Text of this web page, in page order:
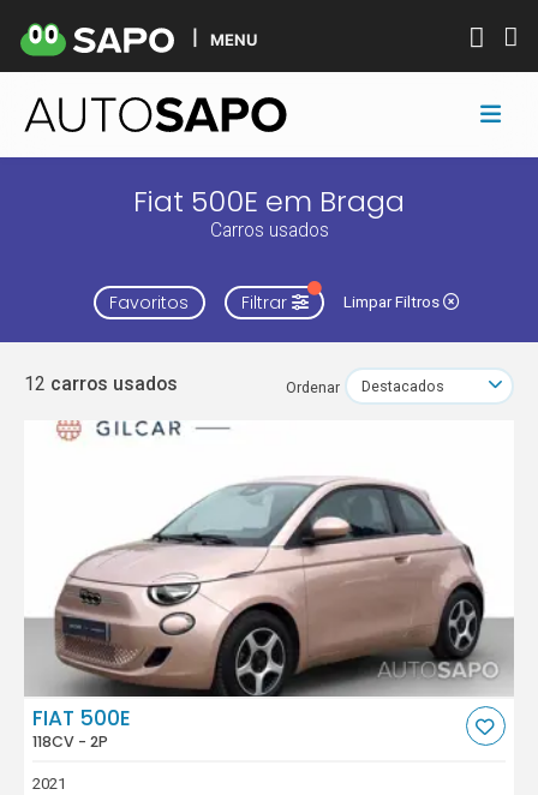
MENU
Fiat 500E em Braga
Carros usados
Favoritos Filtrar Limpar Filtros
12 carros usados Ordenar
FIAT 500E
118CV - 2P
2021